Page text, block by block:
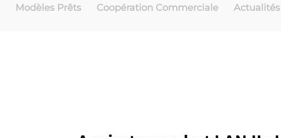
Modèles Prêts Coopération Commerciale
Actualités